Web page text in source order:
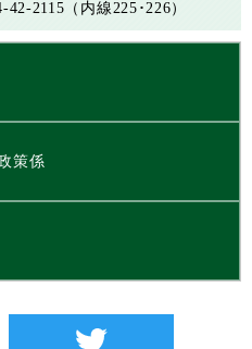
42-2115（内線225･226）
策係